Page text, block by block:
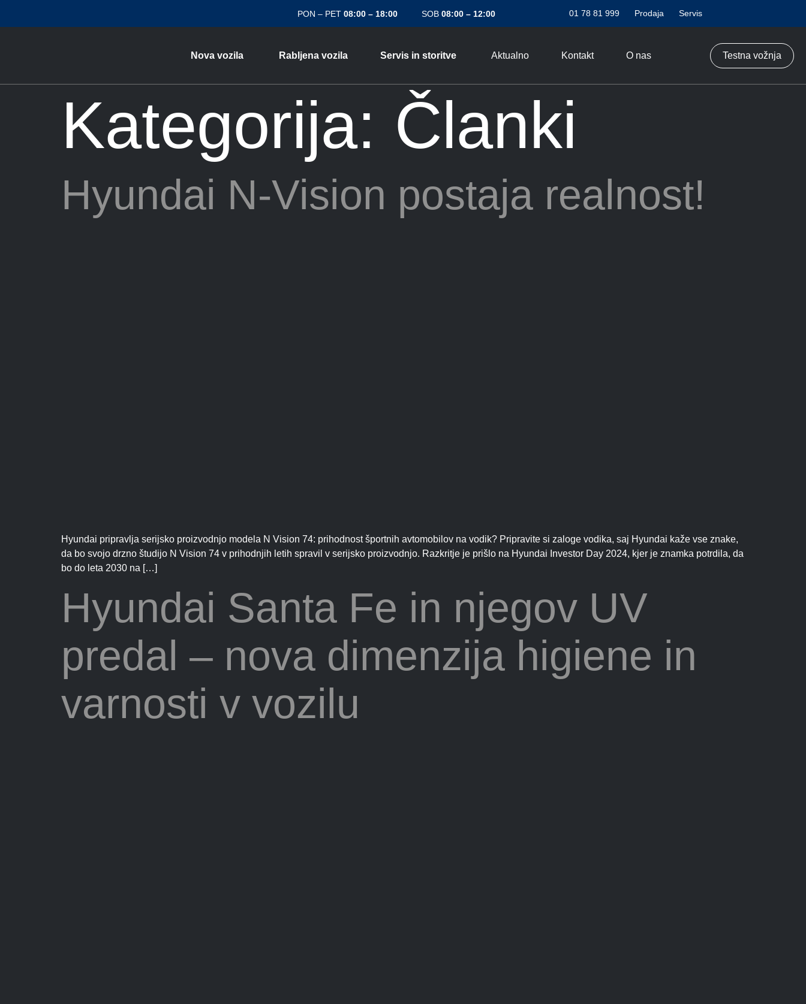
PON – PET08:00 – 18:00 SOB08:00 – 12:00 01 78 81 999 Prodaja Servis
Nova vozila Rabljena vozila Servis in storitve Aktualno Kontakt O nas Testna vožnja
Kategorija: Članki
Hyundai N-Vision postaja realnost!
Hyundai pripravlja serijsko proizvodnjo modela N Vision 74: prihodnost športnih avtomobilov na vodik? Pripravite si zaloge vodika, saj Hyundai kaže vse znake,
da bo svojo drzno študijo N Vision 74 v prihodnjih letih spravil v serijsko proizvodnjo. Razkritje je prišlo na Hyundai Investor Day 2024, kjer je znamka potrdila, da
bo do leta 2030 na […]
Hyundai Santa Fe in njegov UV
predal – nova dimenzija higiene in
varnosti v vozilu